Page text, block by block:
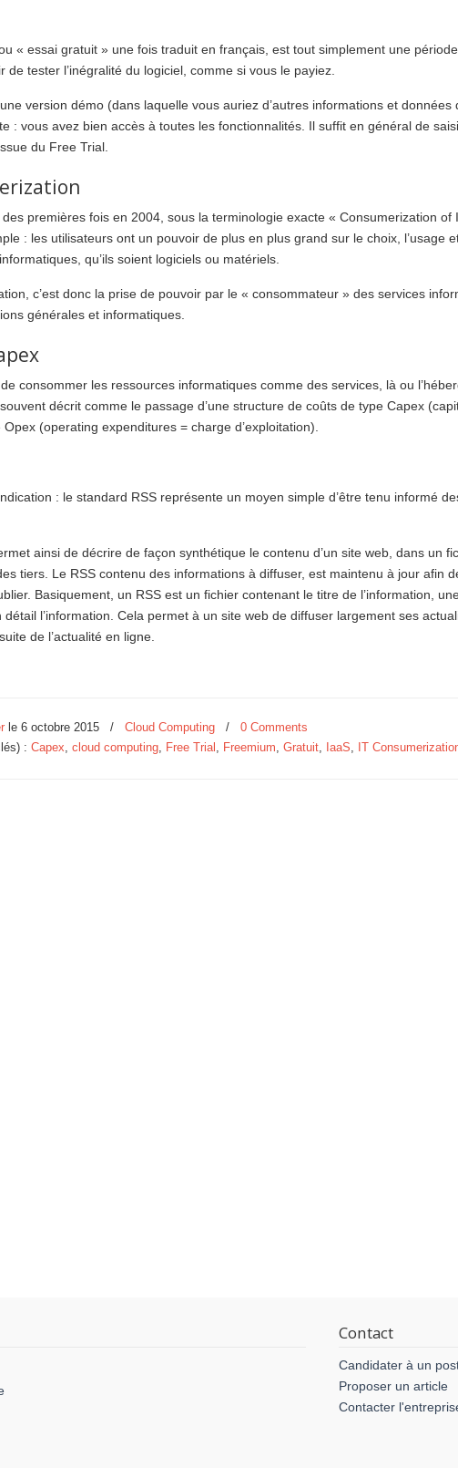
« essai gratuit » une fois traduit en français, est tout simplement une
de tester l’inégralité du logiciel, comme si vous le payiez.
version démo (dans laquelle vous auriez d’autres informations et
: vous avez bien accès à toutes les fonctionnalités. Il suffit en général de
du Free Trial.
des premières fois en 2004, sous la terminologie exacte « Consumerization
: les utilisateurs ont un pouvoir de plus en plus grand sur le choix, l’usage
qu’ils soient logiciels ou matériels.
c’est donc la prise de pouvoir par le « consommateur » des services
générales et informatiques.
consommer les ressources informatiques comme des services, là ou
décrit comme le passage d’une structure de coûts de type Capex
(operating expenditures = charge d’exploitation).
: le standard RSS représente un moyen simple d’être tenu informé
ainsi de décrire de façon synthétique le contenu d’un site web, dans un
tiers. Le RSS contenu des informations à diffuser, est maintenu à jour afin
Basiquement, un RSS est un fichier contenant le titre de l’information,
détail l’information. Cela permet à un site web de diffuser largement ses
de l’actualité en ligne.
le 6 octobre 2015 / Cloud Computing / 0 Comments
: Capex, cloud computing, Free Trial , Freemium, Gratuit, IaaS, IT
Contact
Candidater à un
Proposer un article
Contacter